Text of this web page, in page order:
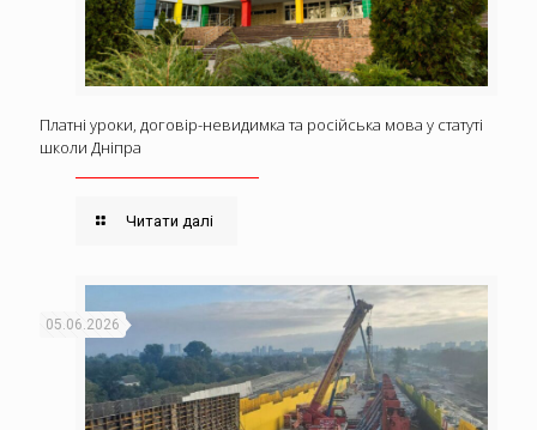
Платні уроки, договір-невидимка та російська мова у статуті
школи Дніпра
Читати далі
05.06.2026